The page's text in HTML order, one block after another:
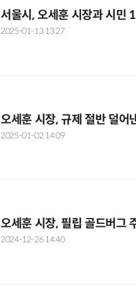
서울시, 오세훈 시장과 시민
2025-01-13 13:27
오세훈 시장, 규제 절반 덜
2025-01-02 14:09
오세훈 시장, 필립 골드버그
2024-12-26 14:40